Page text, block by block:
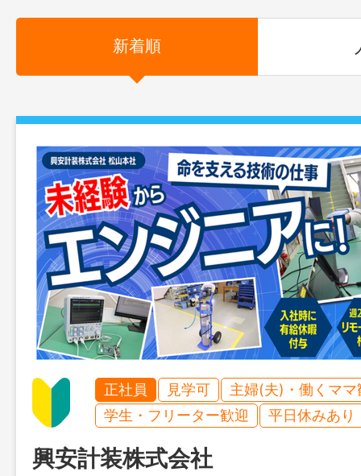
新着順
正社員 見学可
主婦(夫)・働くママ
学生・フリーター歓迎
平日休みあり
興安計装株式会社